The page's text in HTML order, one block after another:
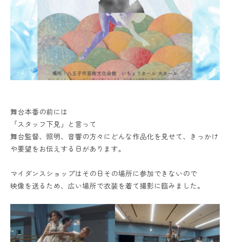
舞台本番の前には
「スタッフ下見」と言って
舞台監督、照明、音響の方々にどんな作品化を見せて、きっかけ
や要望をお伝えする日があります。
マイダンスショップはその日その場所に参加できないので
映像を送るため、広い場所で衣装を着て撮影に臨みました。